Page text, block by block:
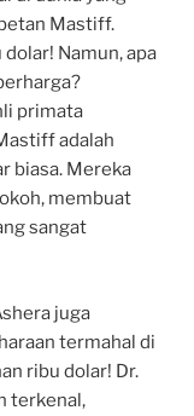
Mastiff.
Namun, apa
primata
adalah
biasa. Mereka
membuat
sangat
juga
termahal di
ribu dolar! Dr.
terkenal,